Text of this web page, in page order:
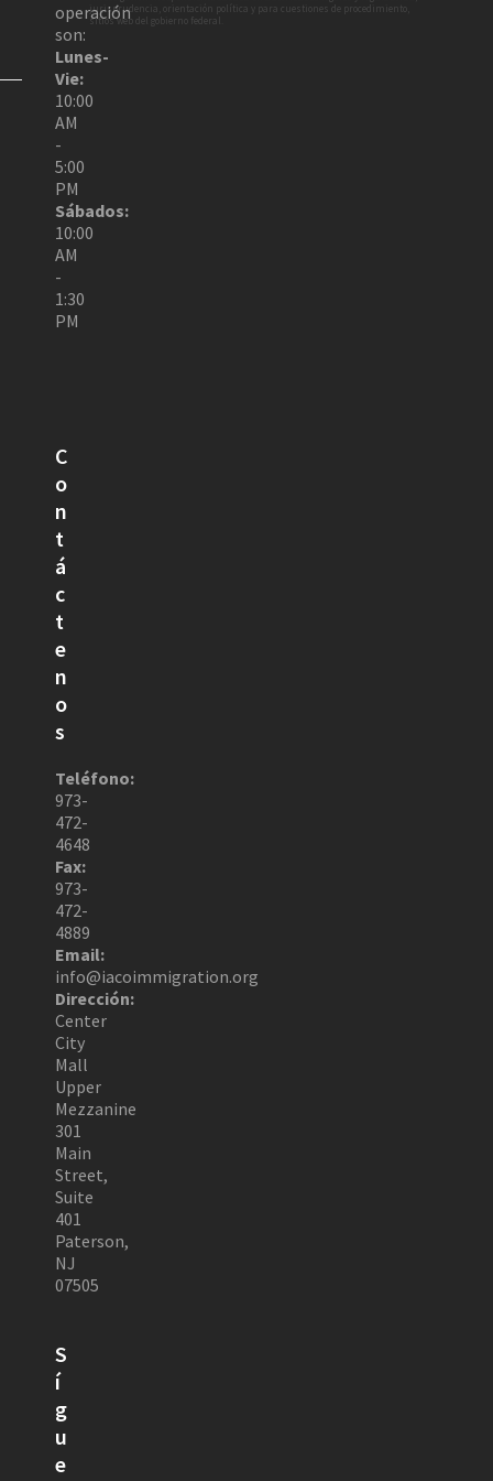
jurisprudencia, orientación política y para cuestiones de procedimiento,
sitios web del gobierno federal.
operación
son:
Lunes-
Vie:
10:00
AM
-
5:00
PM
Sábados:
10:00
AM
-
1:30
PM
C
o
n
t
á
c
t
e
n
o
s
Teléfono:
973-
472-
4648
Fax:
973-
472-
4889
Email:
info@iacoimmigration.org
Dirección:
Center
City
Mall
Upper
Mezzanine
301
Main
Street,
Suite
401
Paterson,
NJ
07505
S
í
g
u
e